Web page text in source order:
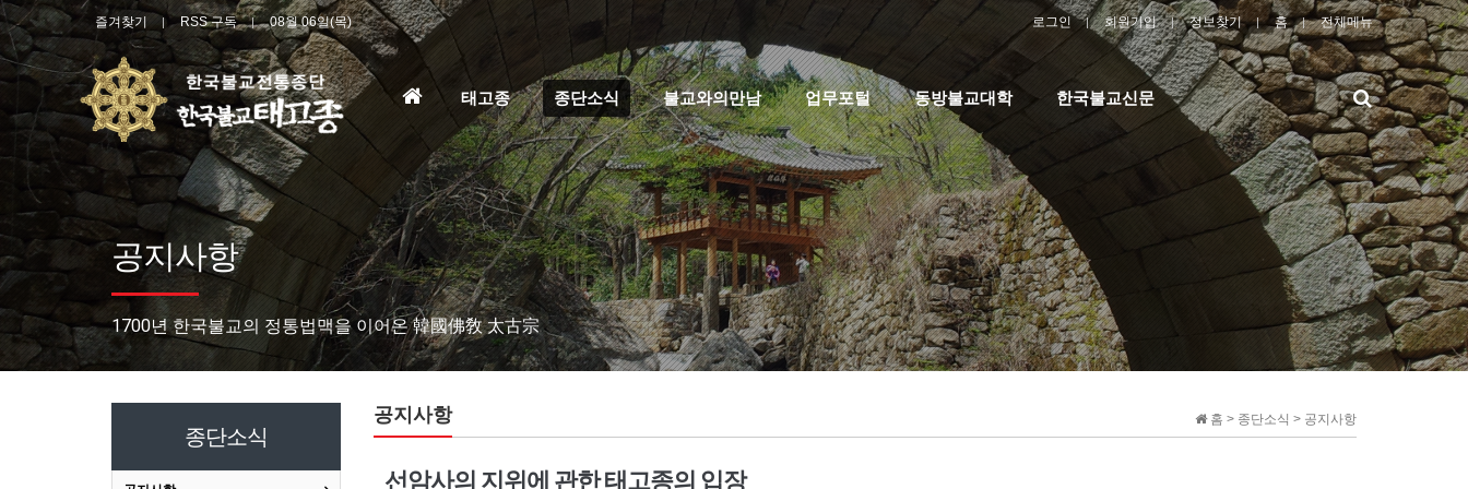
즐겨찾기 RSS 구독 08월 06일(목) 로그인 회원가입 정보찾기 홈 전체메뉴
홈
태고종 종단소식 불교와의만남 업무포털 동방불교대학 한국불교신문
검
색
공지사항
1700년 한국불교의 정통법맥을 이어온 韓國佛敎 太古宗
홈 > 종단소식 > 공지사항
공지사항
선암사의 지위에 관한 태고종의 입장
종단소식